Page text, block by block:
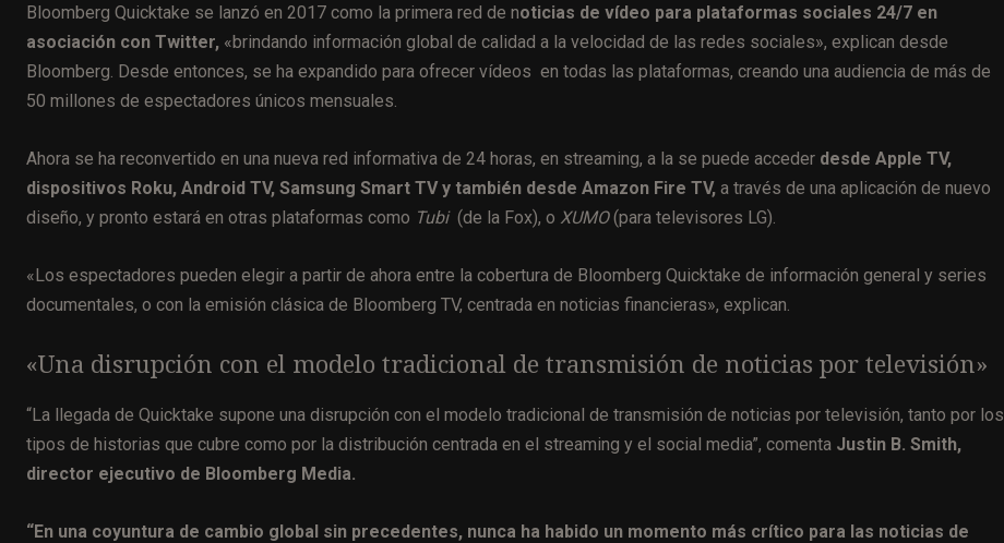
Bloomberg Quicktake se lanzó en 2017 como la primera red de noticias de vídeo para plataformas sociales 24/7 en
asociación con Twitter, «brindando información global de calidad a la velocidad de las redes sociales», explican desde
Bloomberg. Desde entonces, se ha expandido para ofrecer vídeos en todas las plataformas, creando una audiencia de más de
50 millones de espectadores únicos mensuales.
Ahora se ha reconvertido en una nueva red informativa de 24 horas, en streaming, a la se puede acceder desde Apple TV,
dispositivos Roku, Android TV, Samsung Smart TV y también desde Amazon Fire TV, a través de una aplicación de nuevo
diseño, y pronto estará en otras plataformas como Tubi(de la Fox), o XUMO(para televisores LG).
«Los espectadores pueden elegir a partir de ahora entre la cobertura de Bloomberg Quicktake de información general y series
documentales, o con la emisión clásica de Bloomberg TV, centrada en noticias financieras», explican.
«Una disrupción con el modelo tradicional de transmisión de noticias por televisión»
“La llegada de Quicktake supone una disrupción con el modelo tradicional de transmisión de noticias por televisión, tanto por los
tipos de historias que cubre como por la distribución centrada en el streaming y el social media”, comenta Justin B. Smith,
director ejecutivo de Bloomberg Media.
“En una coyuntura de cambio global sin precedentes, nunca ha habido un momento más crítico para las noticias de